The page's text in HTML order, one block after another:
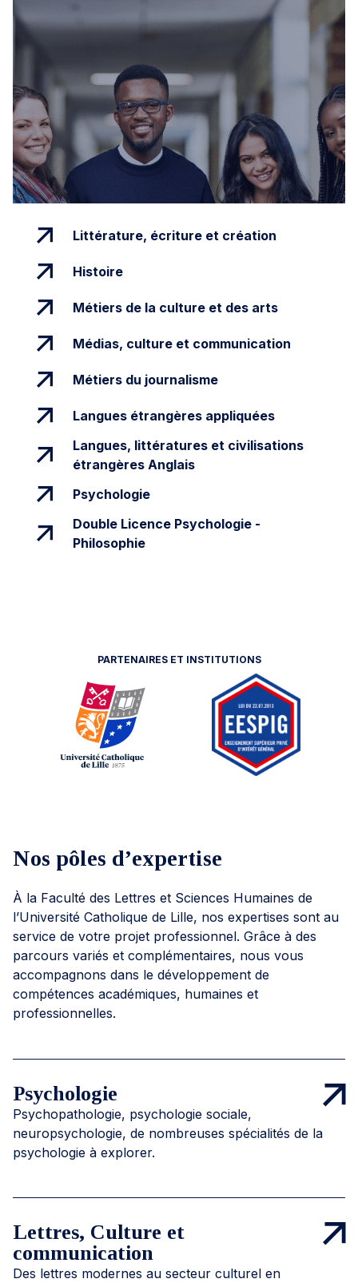
Littérature, écriture et création
Histoire
Métiers de la culture et des arts
Médias, culture et communication
Métiers du journalisme
Langues étrangères appliquées
Langues, littératures et civilisations
étrangères Anglais
Psychologie
Double Licence Psychologie -
Philosophie
PARTENAIRES ET INSTITUTIONS
Nos pôles d’expertise
À la Faculté des Lettres et Sciences Humaines de
l’Université Catholique de Lille, nos expertises sont au
service de votre projet professionnel. Grâce à des
parcours variés et complémentaires, nous vous
accompagnons dans le développement de
compétences académiques, humaines et
professionnelles.
Psychologie
Psychopathologie, psychologie sociale,
neuropsychologie, de nombreuses spécialités de la
psychologie à explorer.
Lettres, Culture et
communication
Des lettres modernes au secteur culturel en